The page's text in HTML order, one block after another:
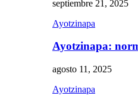
septiembre 21, 2025
Ayotzinapa
Ayotzinapa:
agosto 11, 2025
Ayotzinapa